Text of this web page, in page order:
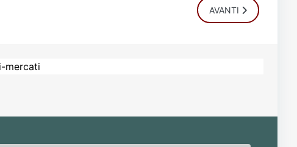
ARTICOLO
AVANTI